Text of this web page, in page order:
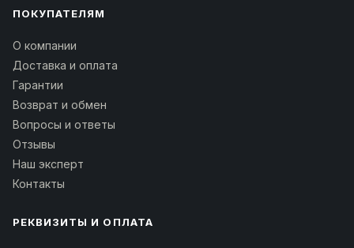
ПОКУПАТЕЛЯМ
О компании
Доставка и оплата
Гарантии
Возврат и обмен
Вопросы и ответы
Отзывы
Наш эксперт
Контакты
РЕКВИЗИТЫ И ОПЛАТА